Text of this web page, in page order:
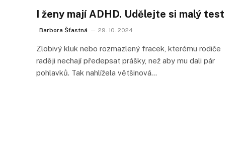
I ženy mají ADHD. Udělejte si malý test
Barbora Šťastná 29. 10. 2024
Zlobivý kluk nebo rozmazlený fracek, kterému rodiče
raději nechají předepsat prášky, než aby mu dali pár
pohlavků. Tak nahlížela většinová…